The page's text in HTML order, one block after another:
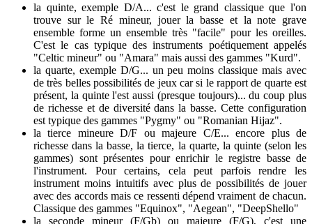
la quinte, exemple D/A... c'est le grand classique que l'on
trouve sur le Ré mineur, jouer la basse et la note grave
ensemble forme un ensemble très "facile" pour les oreilles.
C'est le cas typique des instruments poétiquement appelés
"Celtic mineur" ou "Amara" mais aussi des gammes "Kurd".
la quarte, exemple D/G... un peu moins classique mais avec
de très belles possibilités de jeux car si le rapport de quarte est
présent, la quinte l'est aussi (presque toujours)... du coup plus
de richesse et de diversité dans la basse. Cette configuration
est typique des gammes "Pygmy" ou "Romanian Hijaz".
la tierce mineure D/F ou majeure C/E... encore plus de
richesse dans la basse, la tierce, la quarte, la quinte (selon les
gammes) sont présentes pour enrichir le registre basse de
l'instrument. Pour certains, cela peut parfois rendre les
instrument moins intuitifs avec plus de possibilités de jouer
avec des accords mais ce ressenti dépend vraiment de chacun.
Classique des gammes "Equinox", "Aegean", "DeepShello"
la seconde mineur (F/Gb) ou majeure (F/G), c'est une